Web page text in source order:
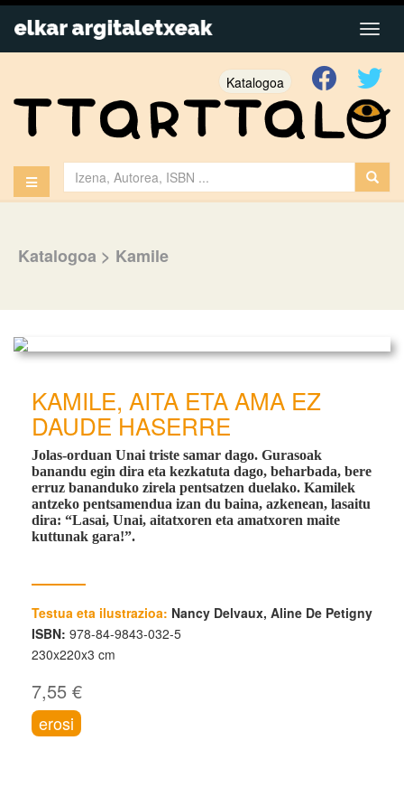
Katalogoa
Katalogoa > Kamile
KAMILE, AITA ETA AMA EZ
DAUDE HASERRE
Jolas-orduan Unai triste samar dago. Gurasoak
banandu egin dira eta kezkatuta dago, beharbada, bere
erruz bananduko zirela pentsatzen duelako. Kamilek
antzeko pentsamendua izan du baina, azkenean, lasaitu
dira: “Lasai, Unai, aitatxoren eta amatxoren maite
kuttunak gara!”.
Testua eta ilustrazioa: Nancy Delvaux, Aline De Petigny
ISBN: 978-84-9843-032-5
230x220x3 cm
7,55 €
erosi